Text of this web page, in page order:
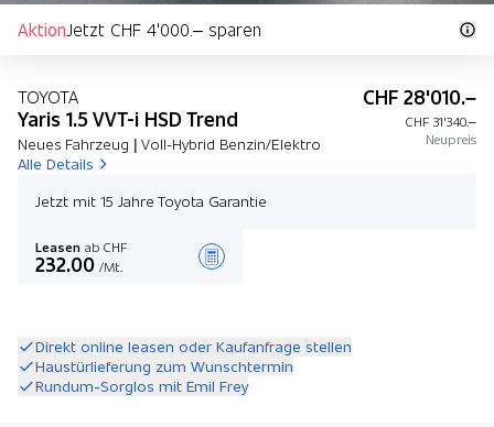
AktionJetzt CHF 4'000.– sparen
TOYOTA
Yaris 1.5 VVT-i HSD Trend
Neues Fahrzeug | Voll-Hybrid Benzin/Elektro
Alle Details
CHF 28'010.–
CHF 31'340.–
Neupreis
Jetzt mit 15 Jahre Toyota Garantie
Leasen ab CHF
232.00 /Mt.
Direkt online leasen oder Kaufanfrage stellen
Haustürlieferung zum Wunschtermin
Rundum-Sorglos mit Emil Frey